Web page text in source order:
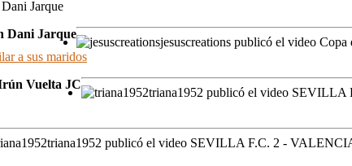
Dani Jarque
jesuscreations publicó el video
a sus maridos
Vuelta JC
triana1952 publicó el video
triana1952 publicó el video SEVILLA F.C. 2 -